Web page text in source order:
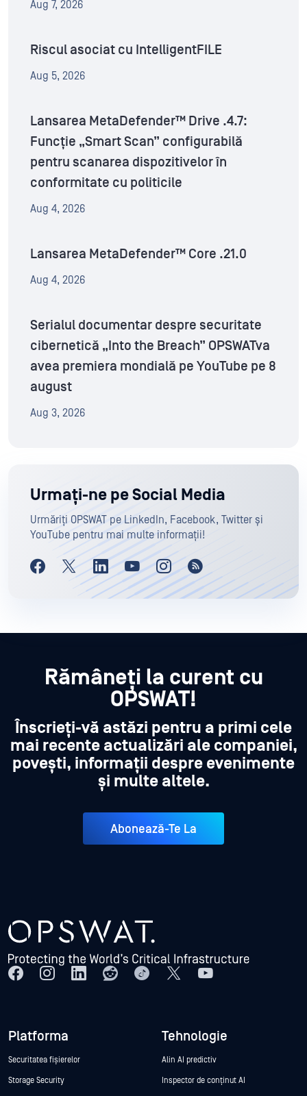
Aug 7, 2026
Riscul asociat cu IntelligentFILE
Aug 5, 2026
Lansarea MetaDefender™ Drive .4.7:
Funcție „Smart Scan” configurabilă
pentru scanarea dispozitivelor în
conformitate cu politicile
Aug 4, 2026
Lansarea MetaDefender™ Core .21.0
Aug 4, 2026
Serialul documentar despre securitate
cibernetică „Into the Breach” OPSWATva
avea premiera mondială pe YouTube pe 8
august
Aug 3, 2026
Urmați-ne pe Social Media
Urmăriți OPSWAT pe LinkedIn, Facebook, Twitter și
YouTube pentru mai multe informații!
Rămâneți la curent cu
OPSWAT!
Înscrieți-vă astăzi pentru a primi cele
mai recente actualizări ale companiei,
povești, informații despre evenimente
și multe altele.
Abonează-Te La
Platforma
Securitatea fișierelor
Storage Security
Tehnologie
Alin AI predictiv
Inspector de conținut AI